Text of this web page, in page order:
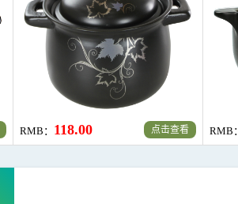
雅诚德 陶瓷
RMB： 118.00 点击查看 RMB：